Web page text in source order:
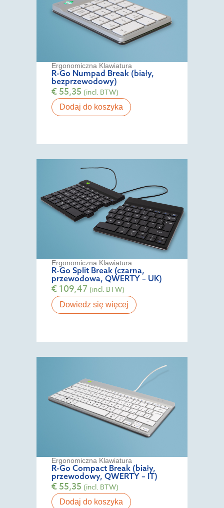
Ergonomiczna Klawiatura
R-Go Numpad Break (biały,
bezprzewodowy)
€55,35 (incl. BTW)
Dodaj do koszyka
Ergonomiczna Klawiatura
R-Go Split Break (czarna,
przewodowa, QWERTY – UK)
€109,47 (incl. BTW)
Dowiedz się więcej
Ergonomiczna Klawiatura
R-Go Compact Break (biały,
przewodowy, QWERTY – IT)
€55,35 (incl. BTW)
Dodaj do koszyka